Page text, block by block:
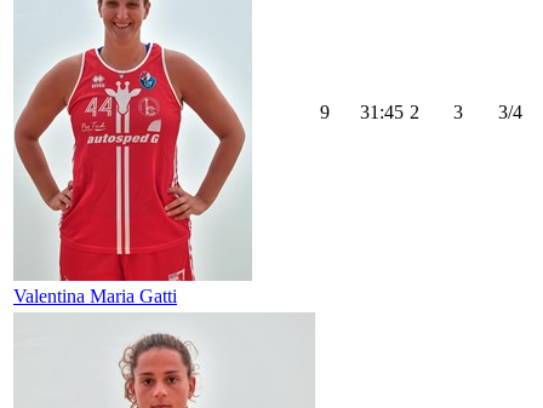
Valentina Maria Gatti
9 31:45 2 3 3/4